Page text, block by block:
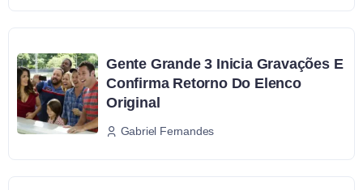
Gente Grande 3 Inicia Gravações E
Confirma Retorno Do Elenco
Original
Gabriel Fernandes